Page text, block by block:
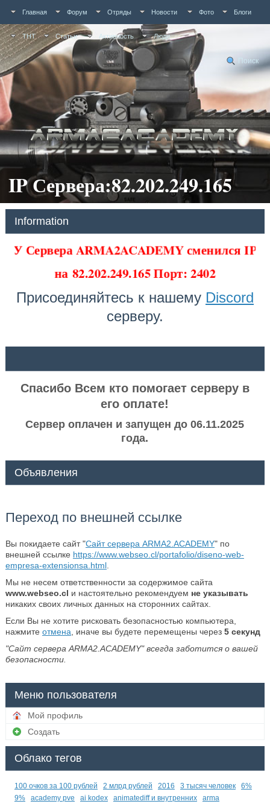
Главная Форум Отряды Новости Фото Блоги
ТНТ Статьи Активность Люди
Поиск
IP Сервера:82.202.249.165
Information
У Сервера ARMA2ACADEMY сменился IP
на 82.202.249.165 Порт: 2402
Присоединяйтесь к нашему Discord
серверу.
Спасибо Всем кто помогает серверу в
его оплате!
Сервер оплачен и запущен до 06.11.2025
года.
Объявления
Переход по внешней ссылке
Вы покидаете сайт "Сайт сервера ARMA2.ACADEMY" по
внешней ссылке https://www.webseo.cl/portafolio/diseno-web-
empresa-extensionsa.html.
Мы не несем ответственности за содержимое сайта
www.webseo.cl и настоятельно рекомендуем не указывать
никаких своих личных данных на сторонних сайтах.
Если Вы не хотите рисковать безопасностью компьютера,
нажмите отмена , иначе вы будете перемещены через 5секунд
"Сайт сервера ARMA2.ACADEMY" всегда заботится о вашей
безопасности.
Меню пользователя
Мой профиль
Создать
Облако тегов
100 очков за 100 рублей 2 млрд рублей 2016 3 тысяч человек
6%
9%
academy pve ai kodex animatediff и внутренних arma